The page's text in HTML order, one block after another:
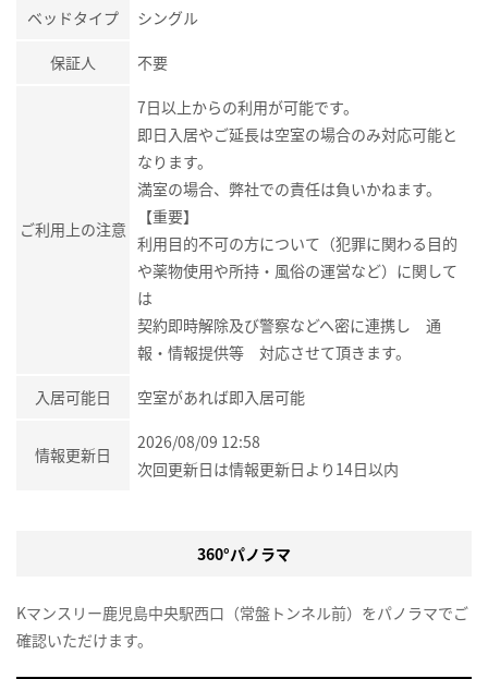
ベッドタイプ シングル
保証人 不要
ご利用上の注意
7日以上からの利用が可能です。
即日入居やご延長は空室の場合のみ対応可能と
なります。
満室の場合、弊社での責任は負いかねます。
【重要】
利用目的不可の方について（犯罪に関わる目的
や薬物使用や所持・風俗の運営など）に関して
は
契約即時解除及び警察などへ密に連携し 通
報・情報提供等 対応させて頂きます。
入居可能日 空室があれば即入居可能
情報更新日
2026/08/09 12:58
次回更新日は情報更新日より14日以内
360°パノラマ
Kマンスリー鹿児島中央駅西口（常盤トンネル前）をパノラマでご
確認いただけます。